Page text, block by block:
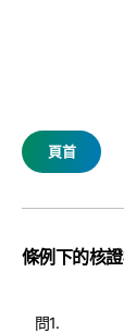
頁首
條例下的核
問1.